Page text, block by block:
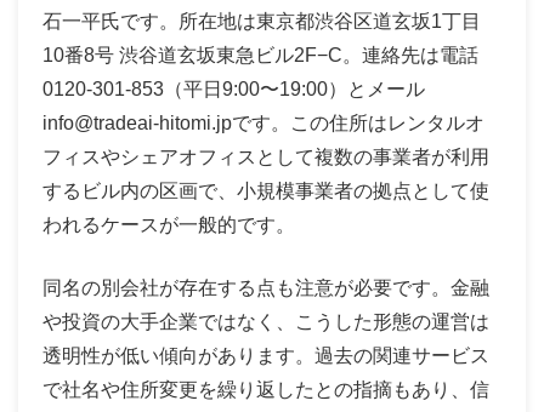
石一平氏です。所在地は東京都渋谷区道玄坂1丁目
10番8号 渋谷道玄坂東急ビル2F−C。連絡先は電話
0120-301-853（平日9:00〜19:00）とメール
info@tradeai-hitomi.jpです。この住所はレンタルオ
フィスやシェアオフィスとして複数の事業者が利用
するビル内の区画で、小規模事業者の拠点として使
われるケースが一般的です。
同名の別会社が存在する点も注意が必要です。金融
や投資の大手企業ではなく、こうした形態の運営は
透明性が低い傾向があります。過去の関連サービス
で社名や住所変更を繰り返したとの指摘もあり、信